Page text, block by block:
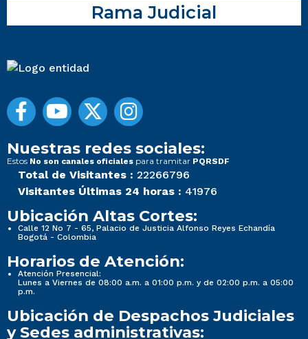
Rama Judicial
Nuestras redes sociales:
Estos No son canales oficiales para tramitar PQRSDF
Total de Visitantes : 22266796
Visitantes Últimas 24 horas : 41976
Ubicación Altas Cortes:
Calle 12 No 7 - 65, Palacio de Justicia Alfonso Reyes Echandía
Bogotá - Colombia
Horarios de Atención:
Atención Presencial:
Lunes a Viernes de 08:00 a.m. a 01:00 p.m. y de 02:00 p.m. a 05:00
p.m.
Ubicación de Despachos Judiciales
y Sedes administrativas: